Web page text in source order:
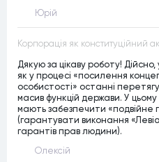
Юрій
Корпорація як конституційний
Дякую за цікаву роботу!
як у процесі «посилення
особистості» останні
масив функцій держави. У
мають забезпечити
(гарантувати виконання
гарантів прав людини).
Олексій